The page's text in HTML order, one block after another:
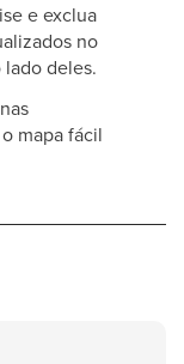
e exclua
no
deles.
mapa fácil